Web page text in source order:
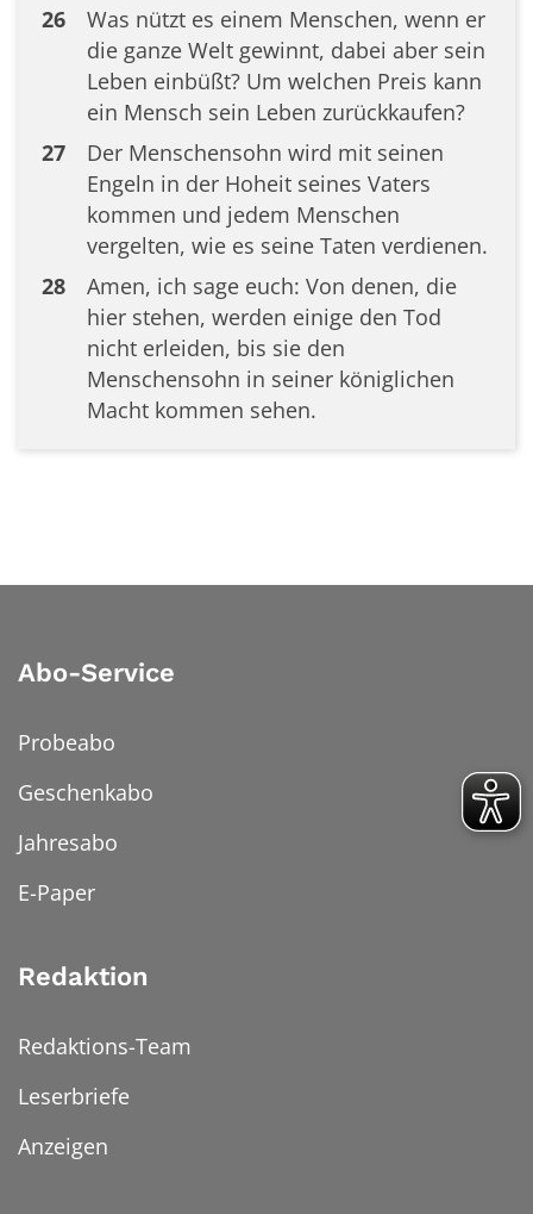
26
Was nützt es einem Menschen, wenn er
die ganze Welt gewinnt, dabei aber sein
Leben einbüßt? Um welchen Preis kann
ein Mensch sein Leben zurückkaufen?
27
Der Menschensohn wird mit seinen
Engeln in der Hoheit seines Vaters
kommen und jedem Menschen
vergelten, wie es seine Taten verdienen.
28
Amen, ich sage euch: Von denen, die
hier stehen, werden einige den Tod
nicht erleiden, bis sie den
Menschensohn in seiner königlichen
Macht kommen sehen.
Abo-Service
Probeabo
Geschenkabo
Jahresabo
E-Paper
Redaktion
Redaktions-Team
Leserbriefe
Anzeigen